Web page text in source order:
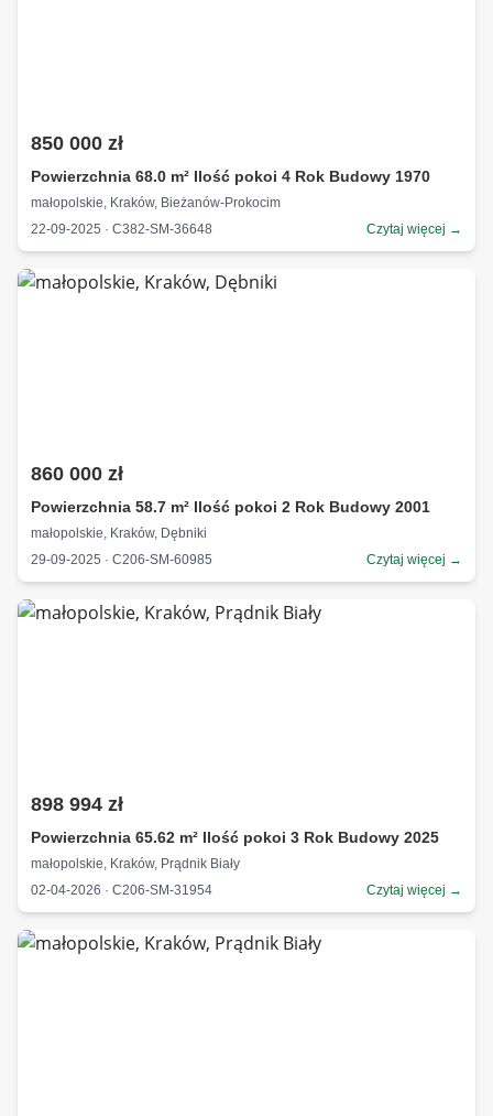
850 000 zł
Powierzchnia 68.0 m² Ilość pokoi 4 Rok Budowy 1970
małopolskie, Kraków, Bieżanów-Prokocim
22-09-2025 · C382-SM-36648
Czytaj więcej →
860 000 zł
Powierzchnia 58.7 m² Ilość pokoi 2 Rok Budowy 2001
małopolskie, Kraków, Dębniki
29-09-2025 · C206-SM-60985
Czytaj więcej →
898 994 zł
Powierzchnia 65.62 m² Ilość pokoi 3 Rok Budowy 2025
małopolskie, Kraków, Prądnik Biały
02-04-2026 · C206-SM-31954
Czytaj więcej →